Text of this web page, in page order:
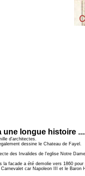
une longue histoire
d'architectes.
dessine le Chateau de Fayel.
des Invalides de l'eglise Notre
la facade a été demolie vers 1860
car Napoleon III et le Baron